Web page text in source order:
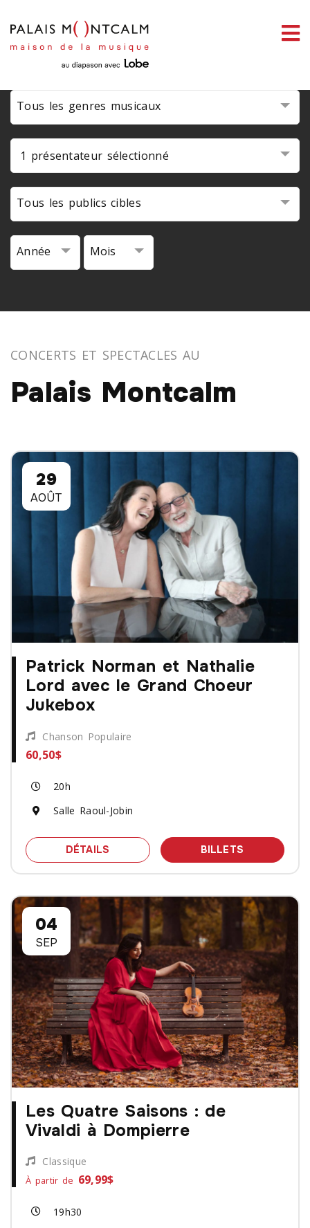
Tous les genres musicaux
1 présentateur sélectionné
Tous les publics cibles
Année Mois
CONCERTS ET SPECTACLES AU
Palais Montcalm
29
AOÛT
Patrick Norman et Nathalie
Lord avec le Grand Choeur
Jukebox
Chanson Populaire
60,50$
20h
Salle Raoul-Jobin
DÉTAILS SPECTACLE PATRICK NORMAN ET
BILLETS DES
04
SEP
Les Quatre Saisons : de
Vivaldi à Dompierre
Classique
À partir de 69,99$
19h30